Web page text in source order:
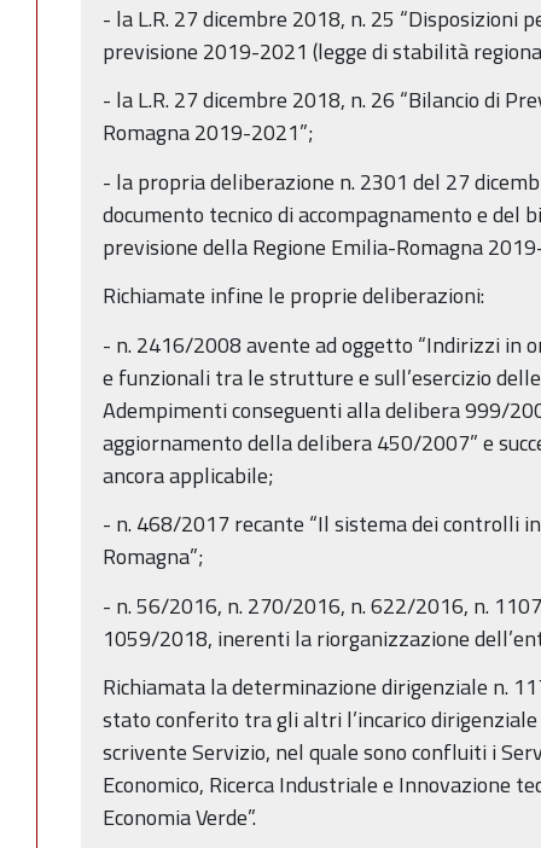
- la L.R. 27 dicembre 2018, n. 25 “Disposizioni
previsione 2019-2021 (legge di stabilità
- la L.R. 27 dicembre 2018, n. 26 “Bilancio di
Romagna 2019-2021”;
- la propria deliberazione n. 2301 del 27
documento tecnico di accompagnamento e del
previsione della Regione Emilia-Romagna
Richiamate infine le proprie deliberazioni:
- n. 2416/2008 avente ad oggetto “Indirizzi in
e funzionali tra le strutture e sull’esercizio
Adempimenti conseguenti alla delibera 999/
aggiornamento della delibera 450/2007” e
ancora applicabile;
- n. 468/2017 recante “Il sistema dei controlli
Romagna”;
- n. 56/2016, n. 270/2016, n. 622/2016, n.
1059/2018, inerenti la riorganizzazione
Richiamata la determinazione dirigenziale n.
stato conferito tra gli altri l’incarico
scrivente Servizio, nel quale sono confluiti i
Economico, Ricerca Industriale e Innovazione
Economia Verde”.